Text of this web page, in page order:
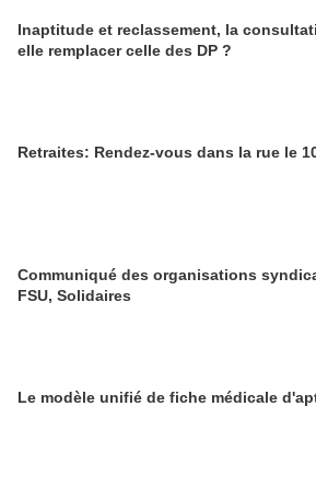
Inaptitude et reclassement, la
elle remplacer celle des DP ?
Retraites: Rendez-vous dans la rue le
Communiqué des organisations
FSU, Solidaires
Le modèle unifié de fiche médicale